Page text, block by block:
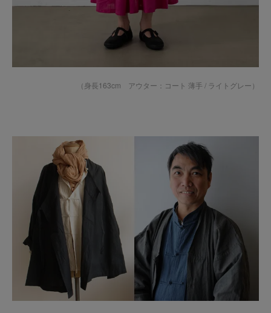
（身長163cm アウター： コート 薄手 / ライトグレー）